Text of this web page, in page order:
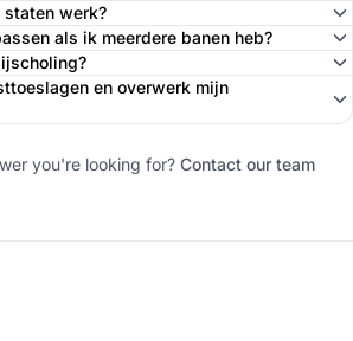
staten werk?
als ik meerdere banen heb?
en overwerk mijn
you're looking for? Contact our team